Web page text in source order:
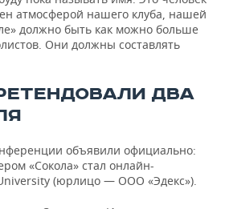
атмосферой нашего клуба, нашей
должно быть как можно больше
Они должны составлять
ДВА
объявили официально:
«Сокола» стал онлайн-
(юрлицо — ООО «Эдекс»).